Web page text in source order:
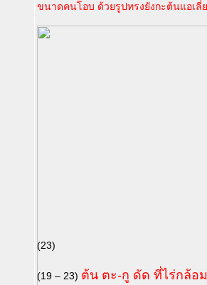
ขนาดคนโอบ ด้วยรูปทรงยังกะต้นแอเลี่
(23)
(19 – 23) ต้น ตะ-กู ดัด ที่ไร่กล้อ